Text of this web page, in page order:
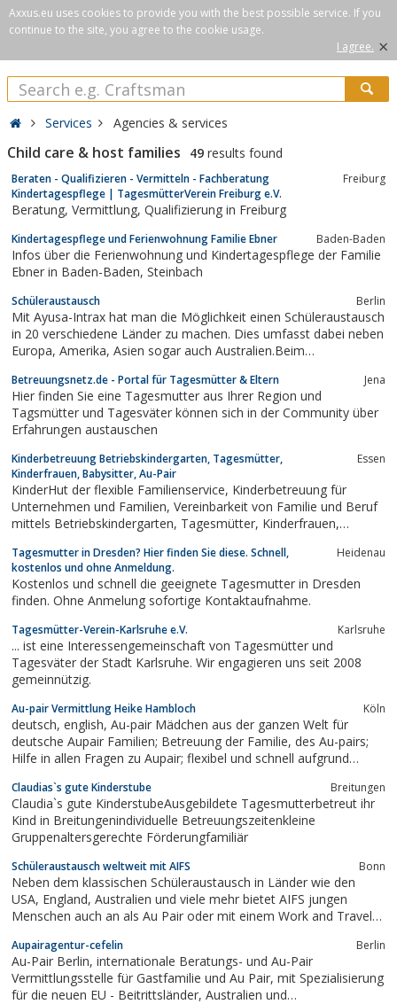
Axxus.eu uses cookies to provide you with the best possible service. If you
continue to the site, you agree to the cookie usage.
I agree. ×
Services Agencies & services
Child care & host families 49 results found
Beraten - Qualifizieren - Vermitteln - Fachberatung
Kindertagespflege | TagesmütterVerein Freiburg e.V.
Freiburg
Beratung, Vermittlung, Qualifizierung in Freiburg
Kindertagespflege und Ferienwohnung Familie Ebner Baden-Baden
Infos über die Ferienwohnung und Kindertagespflege der Familie
Ebner in Baden-Baden, Steinbach
Schüleraustausch Berlin
Mit Ayusa-Intrax hat man die Möglichkeit einen Schüleraustausch
in 20 verschiedene Länder zu machen. Dies umfasst dabei neben
Europa, Amerika, Asien sogar auch Australien.Beim
Länder kennen und lernt spielend einfach die Sprache des
jeweiligen Landes.
Betreuungsnetz.de - Portal für Tagesmütter & Eltern Jena
Hier finden Sie eine Tagesmutter aus Ihrer Region und
Tagsmütter und Tagesväter können sich in der Community über
Erfahrungen austauschen
Kinderbetreuung Betriebskindergarten, Tagesmütter,
Kinderfrauen, Babysitter, Au-Pair
Essen
KinderHut der flexible Familienservice, Kinderbetreuung für
Unternehmen und Familien, Vereinbarkeit von Familie und Beruf
mittels Betriebskindergarten, Tagesmütter, Kinderfrauen,
Tagesmutter in Dresden? Hier finden Sie diese. Schnell,
kostenlos und ohne Anmeldung.
Heidenau
Kostenlos und schnell die geeignete Tagesmutter in Dresden
finden. Ohne Anmelung sofortige Kontaktaufnahme.
Tagesmütter-Verein-Karlsruhe e.V. Karlsruhe
... ist eine Interessengemeinschaft von Tagesmütter und
Tagesväter der Stadt Karlsruhe. Wir engagieren uns seit 2008
gemeinnützig.
Au-pair Vermittlung Heike Hambloch Köln
deutsch, english, Au-pair Mädchen aus der ganzen Welt für
deutsche Aupair Familien; Betreuung der Familie, des Au-pairs;
Hilfe in allen Fragen zu Aupair; flexibel und schnell aufgrund
Vermittlungstätigkeit, aupairsearch, au pair search, au-pair-
search, au pair wizard, aupair...
Claudias`s gute Kinderstube Breitungen
Claudia`s gute KinderstubeAusgebildete Tagesmutterbetreut ihr
Kind in Breitungenindividuelle Betreuungszeitenkleine
Gruppenaltersgerechte Förderungfamiliär
Schüleraustausch weltweit mit AIFS Bonn
Neben dem klassischen Schüleraustausch in Länder wie den
USA, England, Australien und viele mehr bietet AIFS jungen
Menschen auch an als Au Pair oder mit einem Work and Travel
einem fremden Land zu sammeln. Für jüngere Schüler werden
zudem internationale Summer Camps...
Aupairagentur-cefelin Berlin
Au-Pair Berlin, internationale Beratungs- und Au-Pair
Vermittlungsstelle für Gastfamilie und Au Pair, mit Spezialisierung
für die neuen EU - Beitrittsländer, Australien und